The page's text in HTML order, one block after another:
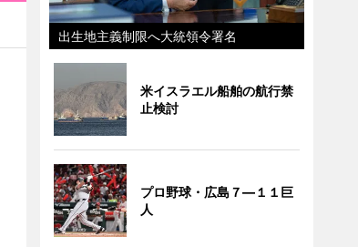
出生地主義制限へ大統領令署名
米イスラエル船舶の航行禁
止検討
プロ野球・広島７―１１巨
人